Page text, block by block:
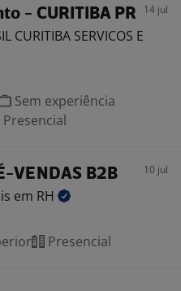
- CURITIBA PR 14 jul
CURITIBA SERVICOS E
Sem experiência
Presencial
VENDAS B2B 10 jul
em RH
Presencial